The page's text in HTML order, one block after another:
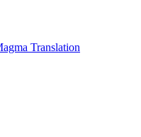
Translation